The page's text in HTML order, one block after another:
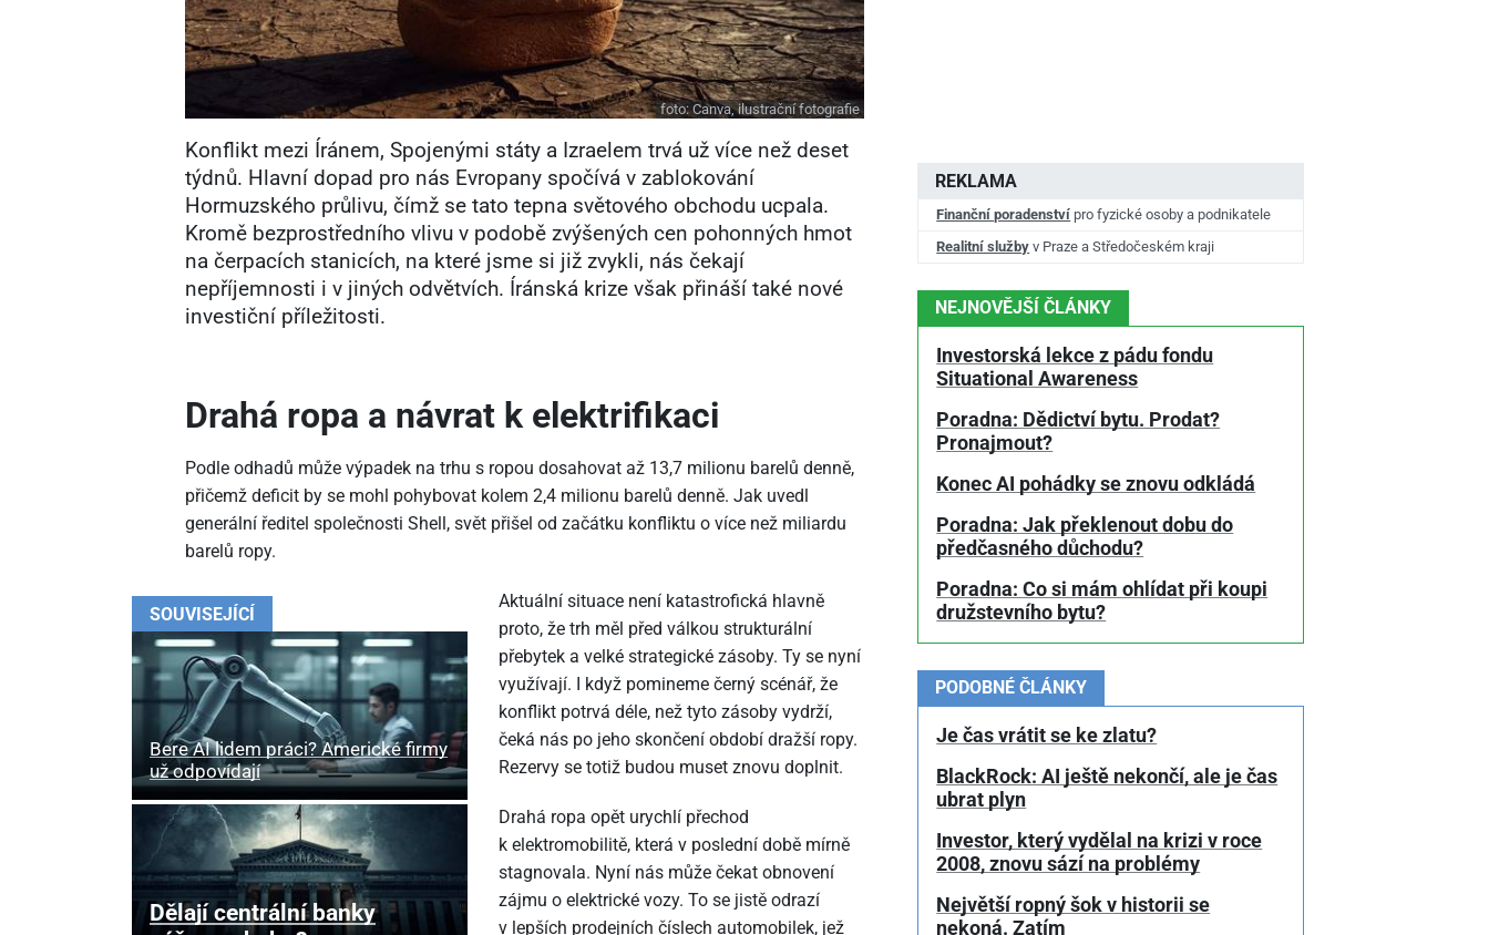
foto:Canva, ilustrační fotografie
Konflikt mezi Íránem, Spojenými státy a Izraelem trvá už více než deset
týdnů. Hlavní dopad pro nás Evropany spočívá v zablokování
Hormuzského průlivu, čímž se tato tepna světového obchodu ucpala.
Kromě bezprostředního vlivu v podobě zvýšených cen pohonných hmot
na čerpacích stanicích, na které jsme si již zvykli, nás čekají
nepříjemnosti i v jiných odvětvích. Íránská krize však přináší také nové
investiční příležitosti.
Drahá ropa a návrat k elektrifikaci
Podle odhadů může výpadek na trhu s ropou dosahovat až 13,7 milionu barelů denně,
přičemž deficit by se mohl pohybovat kolem 2,4 milionu barelů denně. Jak uvedl
generální ředitel společnosti Shell, svět přišel od začátku konfliktu o více než miliardu
barelů ropy.
SOUVISEJÍCÍ
Bere AI lidem práci? Americké firmy
už odpovídají
Dělají centrální banky
Aktuální situace není katastrofická hlavně
proto, že trh měl před válkou strukturální
přebytek a velké strategické zásoby. Ty se nyní
využívají. I když pomineme černý scénář, že
konflikt potrvá déle, než tyto zásoby vydrží,
čeká nás po jeho skončení období dražší ropy.
Rezervy se totiž budou muset znovu doplnit.
Drahá ropa opět urychlí přechod
k elektromobilitě, která v poslední době mírně
stagnovala. Nyní nás může čekat obnovení
zájmu o elektrické vozy. To se jistě odrazí
v lepších prodejních číslech automobilek, jež
REKLAMA
Finanční poradenství pro fyzické osoby a podnikatele
Realitní služby v Praze a Středočeském kraji
NEJNOVĚJŠÍ ČLÁNKY
Investorská lekce z pádu fondu
Situational Awareness
Poradna: Dědictví bytu. Prodat?
Pronajmout?
Konec AI pohádky se znovu odkládá
Poradna: Jak překlenout dobu do
předčasného důchodu?
Poradna: Co si mám ohlídat při koupi
družstevního bytu?
PODOBNÉ ČLÁNKY
Je čas vrátit se ke zlatu?
BlackRock: AI ještě nekončí, ale je čas
ubrat plyn
Investor, který vydělal na krizi v roce
2008, znovu sází na problémy
Největší ropný šok v historii se
nekoná. Zatím